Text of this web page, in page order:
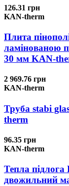
126.31 грн
KAN-therm
Плита
ламінованою
30 мм KAN-
2 969.76 грн
KAN-therm
Труба stabi
therm
96.35 грн
KAN-therm
Тепла
двожильний